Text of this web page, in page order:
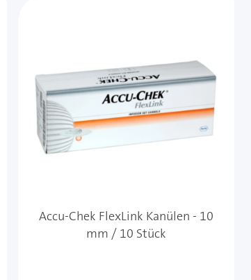
Accu-Chek FlexLink Kanülen - 10
mm / 10 Stück